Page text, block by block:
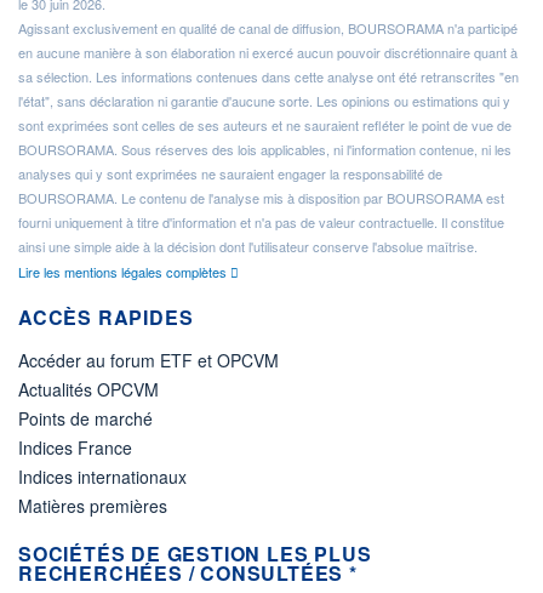
le 30 juin 2026.
Agissant exclusivement en qualité de canal de diffusion, BOURSORAMA n'a participé
en aucune manière à son élaboration ni exercé aucun pouvoir discrétionnaire quant à
sa sélection. Les informations contenues dans cette analyse ont été retranscrites "en
l'état", sans déclaration ni garantie d'aucune sorte. Les opinions ou estimations qui y
sont exprimées sont celles de ses auteurs et ne sauraient refléter le point de vue de
BOURSORAMA. Sous réserves des lois applicables, ni l'information contenue, ni les
analyses qui y sont exprimées ne sauraient engager la responsabilité de
BOURSORAMA. Le contenu de l'analyse mis à disposition par BOURSORAMA est
fourni uniquement à titre d'information et n'a pas de valeur contractuelle. Il constitue
ainsi une simple aide à la décision dont l'utilisateur conserve l'absolue maîtrise.
Lire les mentions légales complètes
ACCÈS RAPIDES
Accéder au forum ETF et OPCVM
Actualités OPCVM
Points de marché
Indices France
Indices internationaux
Matières premières
SOCIÉTÉS DE GESTION LES PLUS
RECHERCHÉES / CONSULTÉES *